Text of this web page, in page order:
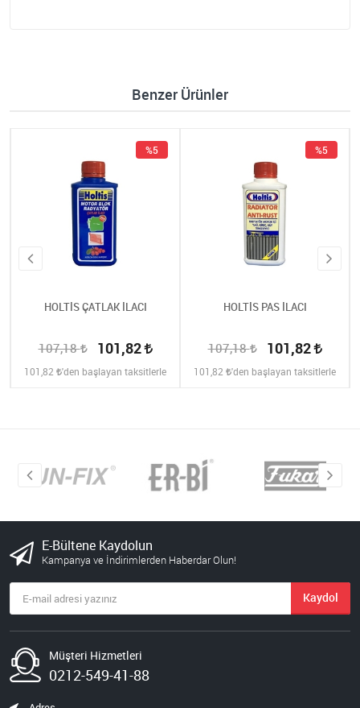
Benzer Ürünler
HOLTİS ÇATLAK İLACI
107,18 101,82
%5
101,82 'den başlayan taksitlerle
HOLTİS PAS İLACI
107,18 101,82
%5
101,82 'den başlayan taksitlerle
E-Bültene Kaydolun
Kampanya ve İndirimlerden Haberdar Olun!
Kaydol
Müşteri Hizmetleri
0212-549-41-88